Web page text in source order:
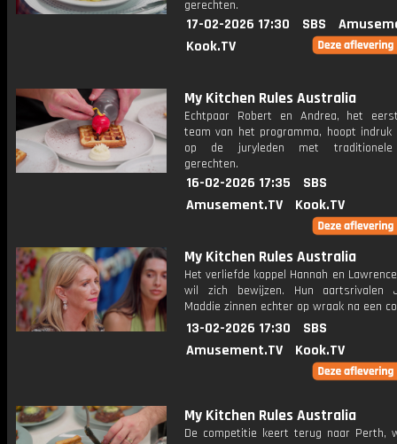
gerechten.
17-02-2026 17:30 SBS
Kook.TV
My Kitchen Rules Australia
Echtpaar Robert en Andrea, het
team van het programma, hoopt indruk
op de juryleden met traditionele
gerechten.
16-02-2026 17:35
SBS
Amusement.TV
Kook.TV
My Kitchen Rules Australia
Het verliefde koppel Hannah en
wil zich bewijzen. Hun aartsrivalen
Maddie zinnen echter op wraak na een
13-02-2026 17:30
SBS
Amusement.TV
Kook.TV
My Kitchen Rules Australia
De competitie keert terug naar Perth,